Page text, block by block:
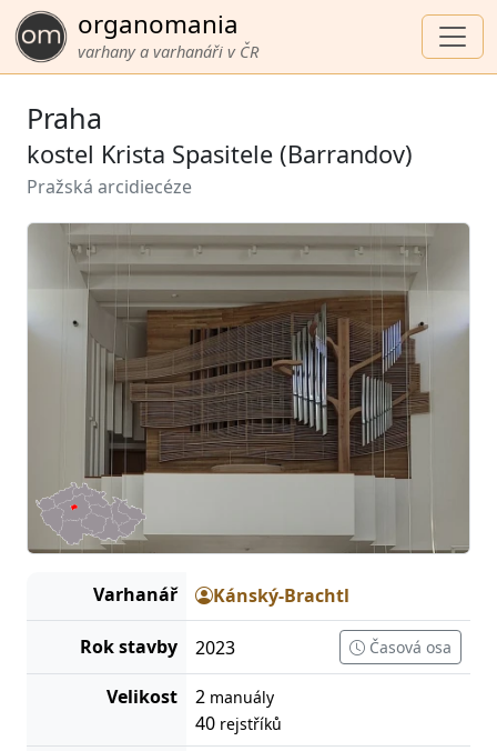
organomania
varhany a varhanáři v ČR
Praha
kostel Krista Spasitele (Barrandov)
Pražská arcidiecéze
Varhanář Kánský-Brachtl
Rok stavby 2023 Časová osa
Velikost 2 manuály
40 rejstříků